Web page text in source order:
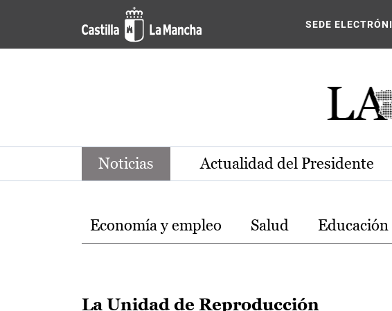
Pasar al contenido principal
Noticias de la región de Castilla-La
SEDE
Noticias Actualidad del Presidente
Temas
Economía y empleo Salud Educación
La Unidad de Reproducción